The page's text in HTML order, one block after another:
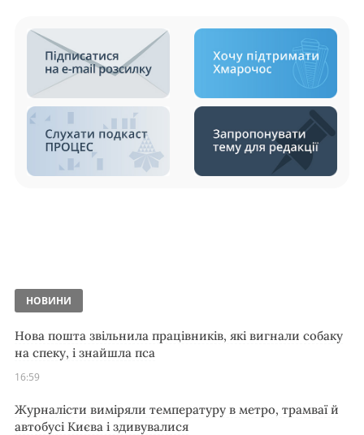
НОВИНИ
Нова пошта звільнила працівників, які вигнали собаку
на спеку, і знайшла пса
16:59
Журналісти виміряли температуру в метро, трамваї й
автобусі Києва і здивувалися